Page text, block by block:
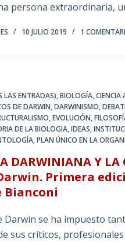
persona extraordinaria,
10 JULIO 2019 1
LAS ENTRADAS),BIOLOGÍA,CIENCIA
DE DARWIN,DARWINISMO,
,EVOLUCIÓN,
DE LA BIOLOGIA,IDEAS,
,PLAN ÚNICO EN LA
DARWINIANA Y
Primera
Bianconi
se ha impuesto
sus críticos,